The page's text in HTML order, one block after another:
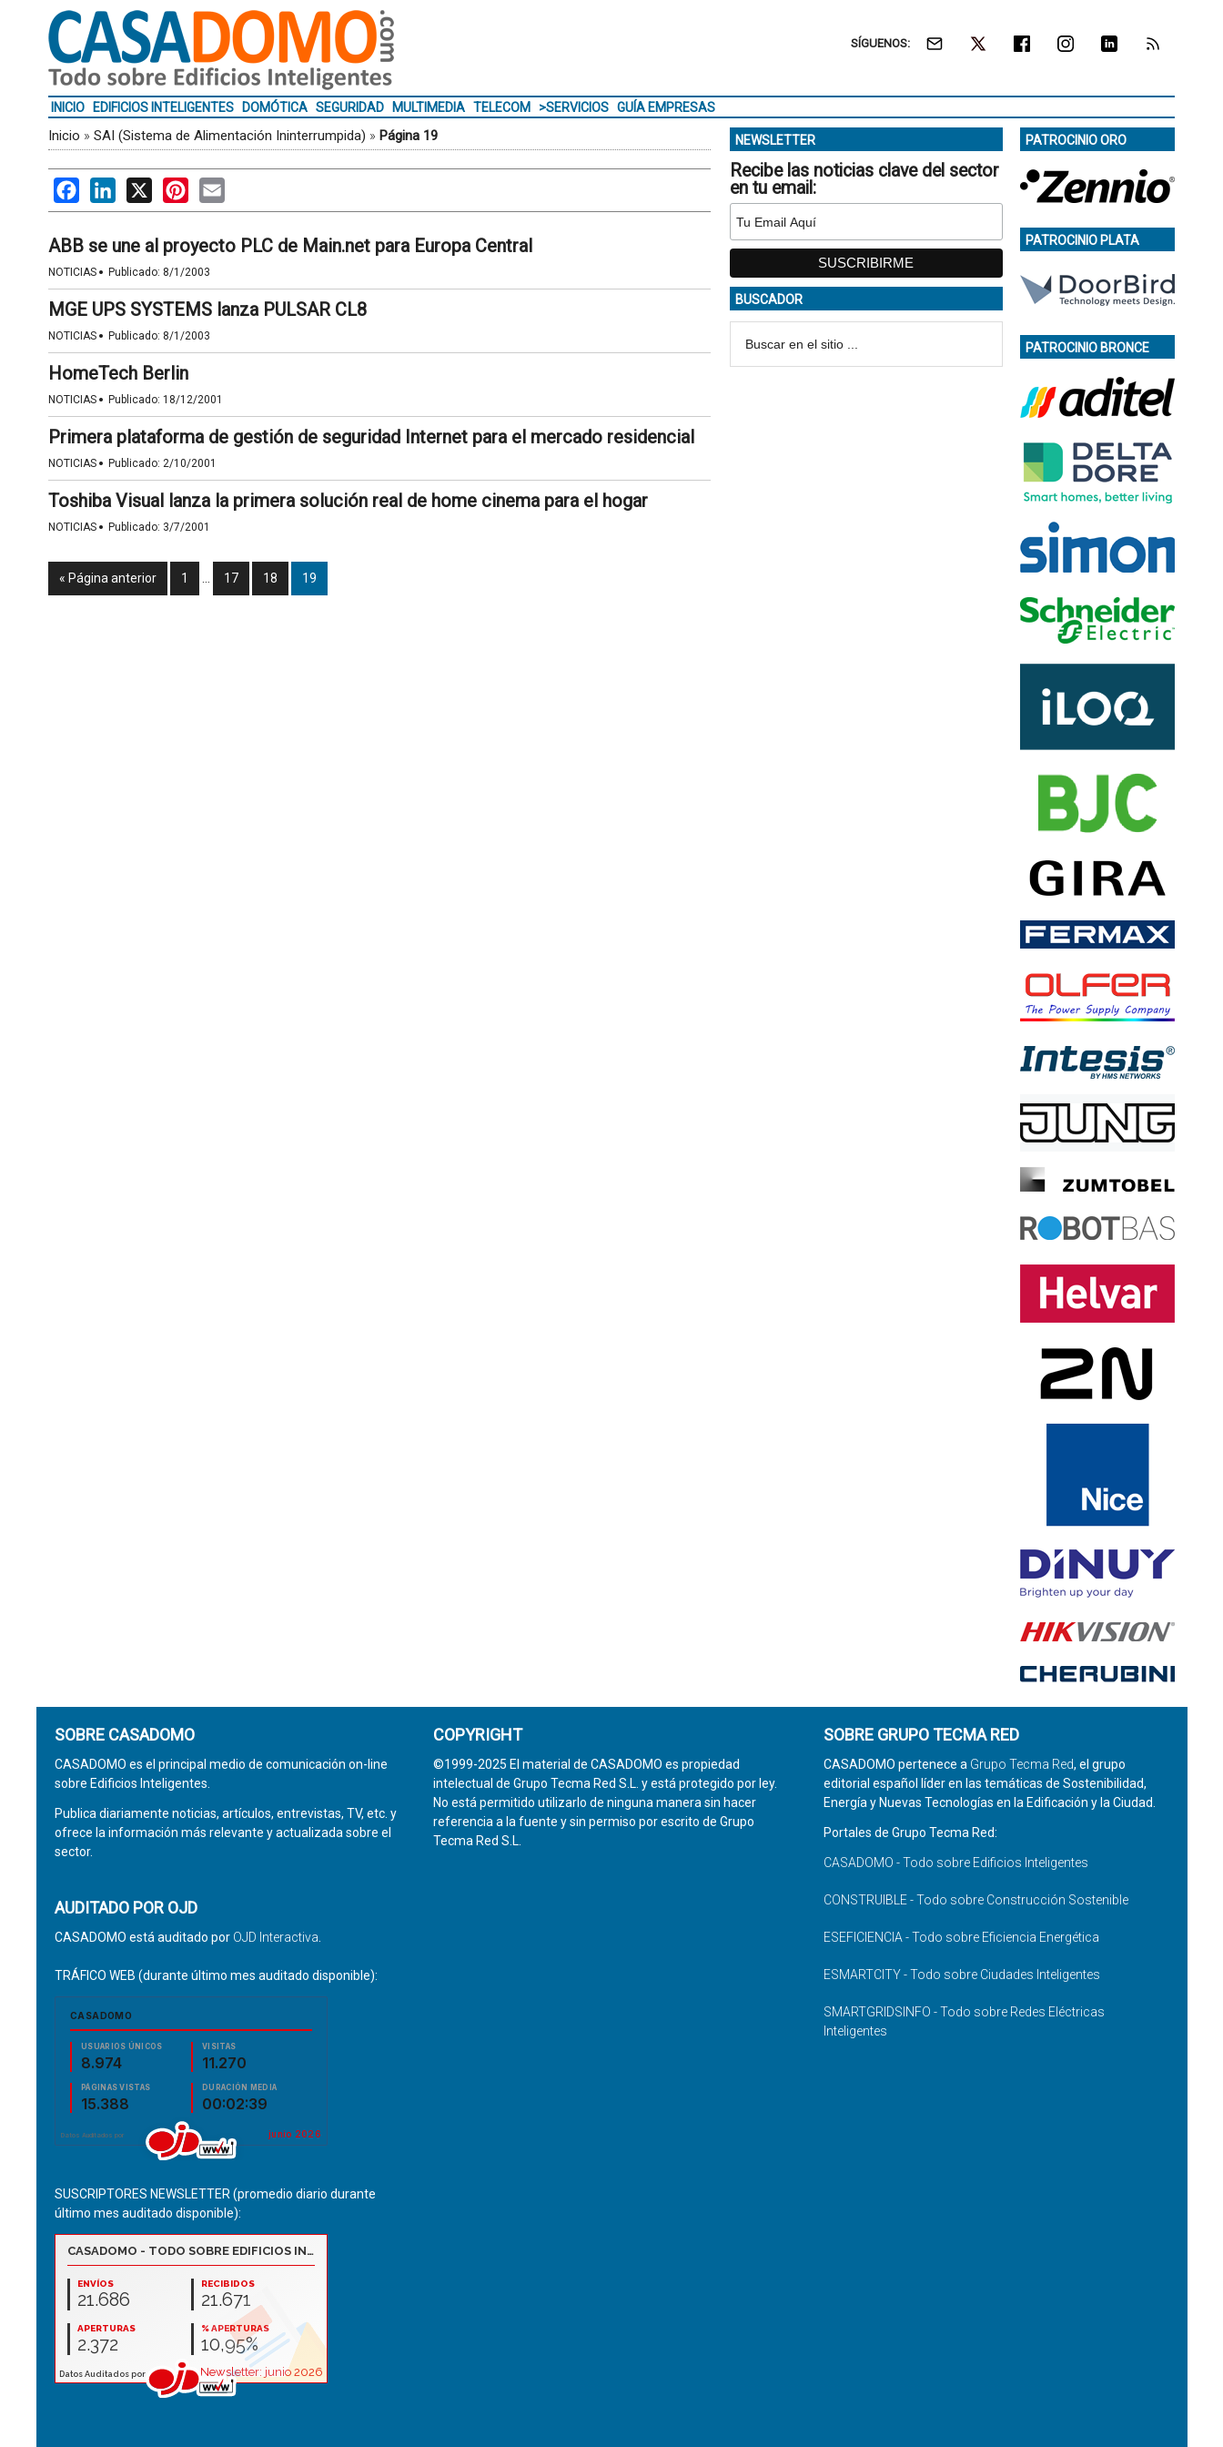
SÍGUENOS:
INICIO EDIFICIOS INTELIGENTES DOMÓTICA SEGURIDAD MULTIMEDIA TELECOM >SERVICIOS GUÍA EMPRESAS
Inicio » SAI (Sistema de Alimentación Ininterrumpida) » Página 19
FacebookLinkedIn
X PinterestEmail
ABB se une al proyecto PLC de Main.net para Europa Central
NOTICIAS · Publicado: 8/1/2003
MGE UPS SYSTEMS lanza PULSAR CL8
NOTICIAS · Publicado: 8/1/2003
HomeTech Berlin
NOTICIAS · Publicado: 18/12/2001
Primera plataforma de gestión de seguridad Internet para el mercado residencial
NOTICIAS · Publicado: 2/10/2001
Toshiba Visual lanza la primera solución real de home cinema para el hogar
NOTICIAS · Publicado: 3/7/2001
« Página anterior 1 17 18 19
NEWSLETTER
Recibe las noticias clave del sector
en tu email:
BUSCADOR
PATROCINIO ORO
PATROCINIO PLATA
PATROCINIO BRONCE
SOBRE CASADOMO
CASADOMO es el principal medio de comunicación on-line
sobre Edificios Inteligentes.
Publica diariamente noticias, artículos, entrevistas, TV, etc. y
ofrece la información más relevante y actualizada sobre el
sector.
AUDITADO POR OJD
CASADOMO está auditado por OJD Interactiva
TRÁFICO WEB (durante último mes auditado disponible):
SUSCRIPTORES NEWSLETTER (promedio diario durante
último mes auditado disponible):
COPYRIGHT
©1999-2025 El material de CASADOMO es propiedad
intelectual de Grupo Tecma Red S.L. y está protegido por ley.
No está permitido utilizarlo de ninguna manera sin hacer
referencia a la fuente y sin permiso por escrito de Grupo
Tecma Red S.L.
SOBRE GRUPO TECMA RED
CASADOMO pertenece a Grupo Tecma Red, el grupo
editorial español líder en las temáticas de Sostenibilidad,
Energía y Nuevas Tecnologías en la Edificación y la Ciudad.
Portales de Grupo Tecma Red:
CASADOMO - Todo sobre Edificios Inteligentes
CONSTRUIBLE - Todo sobre Construcción Sostenible
ESEFICIENCIA - Todo sobre Eficiencia Energética
ESMARTCITY - Todo sobre Ciudades Inteligentes
SMARTGRIDSINFO - Todo sobre Redes Eléctricas
Inteligentes